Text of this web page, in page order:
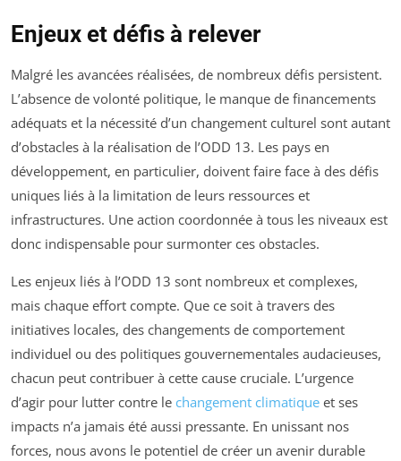
Enjeux et défis à relever
Malgré les avancées réalisées, de nombreux défis persistent.
L’absence de volonté politique, le manque de financements
adéquats et la nécessité d’un changement culturel sont autant
d’obstacles à la réalisation de l’ODD 13. Les pays en
développement, en particulier, doivent faire face à des défis
uniques liés à la limitation de leurs ressources et
infrastructures. Une action coordonnée à tous les niveaux est
donc indispensable pour surmonter ces obstacles.
Les enjeux liés à l’ODD 13 sont nombreux et complexes,
mais chaque effort compte. Que ce soit à travers des
initiatives locales, des changements de comportement
individuel ou des politiques gouvernementales audacieuses,
chacun peut contribuer à cette cause cruciale. L’urgence
d’agir pour lutter contre le changement climatique et ses
impacts n’a jamais été aussi pressante. En unissant nos
forces, nous avons le potentiel de créer un avenir durable